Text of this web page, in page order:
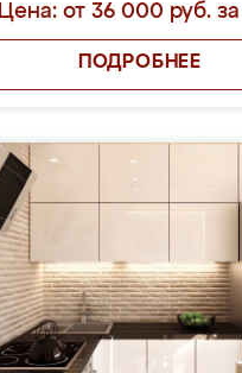
Цена: от 36 000 руб.
ПОДРОБНЕЕ